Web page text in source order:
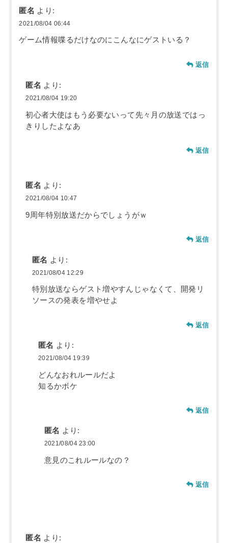
匿名 より:
2021/08/04 06:44
ゲーム情報喋るだけなのにこんなにゲストいる？
返信
匿名 より:
2021/08/04 19:20
初心者大使はもう必要ないって先々月の放送ではっ
きりしたよなあ
返信
匿名 より:
2021/08/04 10:47
9周年特別放送だからでしょうがｗ
返信
匿名 より:
2021/08/04 12:29
特別放送ならゲスト増やすんじゃなくて、開発リ
ソースの発表を増やせよ
返信
匿名 より:
2021/08/04 19:39
どんなおれルールだよ
知るかボケ
返信
匿名 より:
2021/08/04 23:00
意見のこれルールなの？
返信
匿名 より: